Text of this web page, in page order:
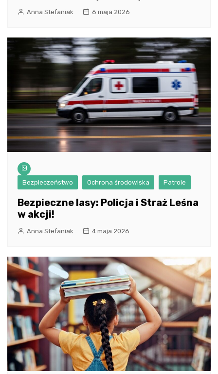
Anna Stefaniak 6 maja 2026
Bezpieczeństwo Ochrona środowiska Patrole
Bezpieczne lasy: Policja i Straż Leśna
w akcji!
Anna Stefaniak 4 maja 2026